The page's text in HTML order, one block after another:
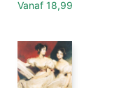
Vanaf 18,99